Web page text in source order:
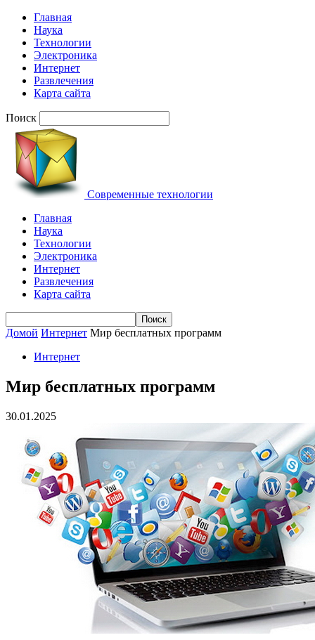
Главная
Наука
Технологии
Электроника
Интернет
Развлечения
Карта сайта
Поиск
Современные технологии
Главная
Наука
Технологии
Электроника
Интернет
Развлечения
Карта сайта
Домой Интернет Мир бесплатных программ
Интернет
Мир бесплатных программ
30.01.2025